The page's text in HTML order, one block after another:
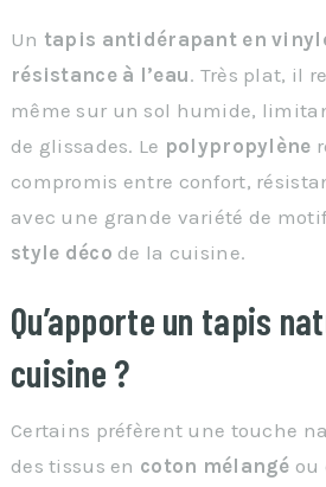
Un tapis antidérapant en
résistance à l’eau. Très plat, il
même sur un sol humide,
de glissades. Le polypropylène
compromis entre confort,
avec une grande variété de
style déco de la cuisine.
Qu’apporte un tapis
cuisine ?
Certains préfèrent une touche
des tissus en coton mélangé ou